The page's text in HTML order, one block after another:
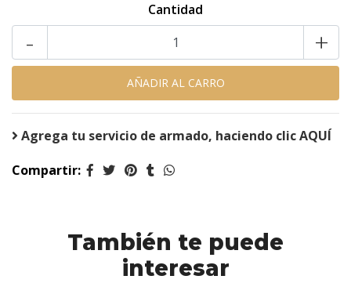
Cantidad
+
-
Agrega tu servicio de armado, haciendo clic AQUÍ
Compartir:
También te puede
interesar